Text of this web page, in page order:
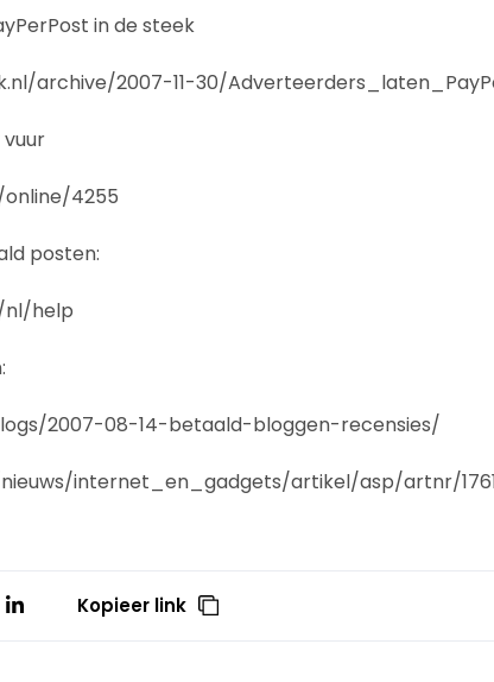
in de steek
archive/2007-11-30/
4255
posten:
nl/help
2007-08-14-betaald-bloggen-recensies/
internet_en_gadgets/artikel/asp/artnr/
Kopieer link